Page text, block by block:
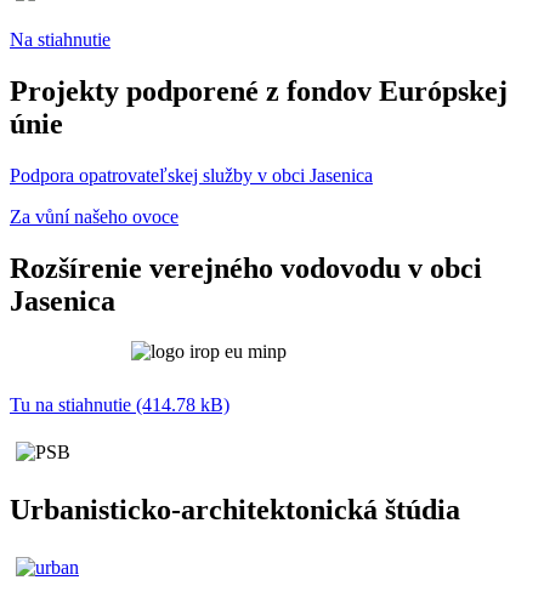
Na stiahnutie
Projekty podporené z fondov Európskej
únie
Podpora opatrovateľskej služby v obci Jasenica
Za vůní našeho ovoce
Rozšírenie verejného vodovodu v obci
Jasenica
Tu na stiahnutie (414.78 kB)
Urbanisticko-architektonická štúdia